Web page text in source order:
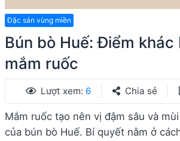
Đặc sản vùng miền
Bún bò Huế: Điểm
mắm ruốc
Lượt xem: 6 Chia sẻ
Mắm ruốc tạo nên vị đậm sâu và
của bún bò Huế. Bí quyết nằm ở